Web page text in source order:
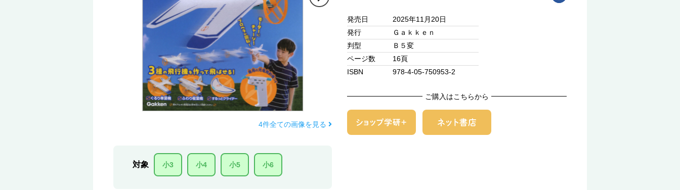
4件全ての画像を見る
対象 小3 小4 小5 小6
発売日
2025年11月20日
発行
Ｇａｋｋｅｎ
判型
Ｂ５変
ページ数
16頁
ISBN
978-4-05-750953-2
ご購入はこちらから